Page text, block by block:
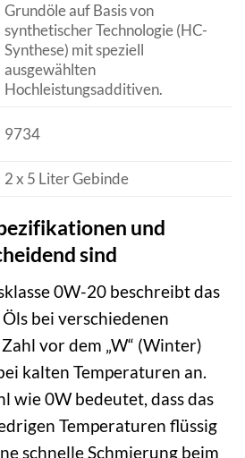
Grundöle auf Basis von
synthetischer Technologie (HC-
Synthese) mit speziell
ausgewählten
Hochleistungsadditiven.
9734
2 x 5 Liter Gebinde
und
sind
0W-20 beschreibt das
bei verschiedenen
vor dem „W“ (Winter)
kalten Temperaturen an.
wie 0W bedeutet, dass das
Temperaturen flüssig
schnelle Schmierung beim